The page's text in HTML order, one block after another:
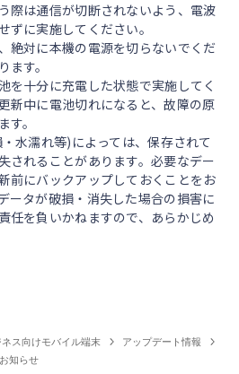
際は通信が切断されないよう、電波
ずに実施してください。
絶対に本機の電源を切らないでくだ
す。
を十分に充電した状態で実施してく
新中に電池切れになると、故障の原
。
水濡れ等)によっては、保存されて
されることがあります。必要なデー
前にバックアップしておくことをお
ータが破損・消失した場合の損害に
任を負いかねますので、あらかじめ
ネス向けモバイル端末
アップデート情報
知らせ